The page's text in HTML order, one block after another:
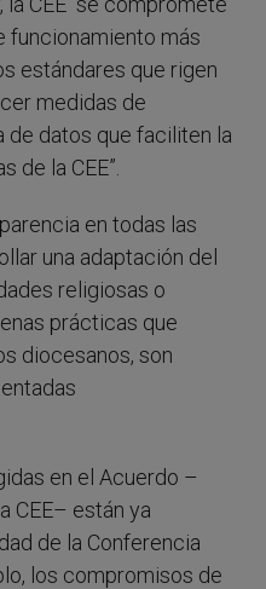
funcionamiento más
estándares que rigen
medidas de
de datos que faciliten la
de la CEE”.
en todas las
una adaptación del
religiosas o
prácticas que
diocesanos, son
en el Acuerdo –
CEE– están ya
de la Conferencia
los compromisos de